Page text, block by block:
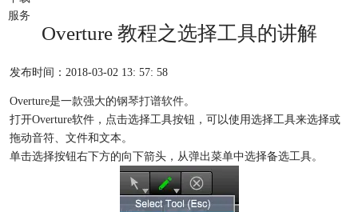
服务
Overture 教程之选择工具的讲解
发布时间：2018-03-02 13: 57: 58
Overture是一款强大的钢琴打谱软件。
打开Overture软件，点击选择工具按钮，可以使用选择工具来选择或
拖动音符、文件和文本。
单击选择按钮右下方的向下箭头，从弹出菜单中选择备选工具。